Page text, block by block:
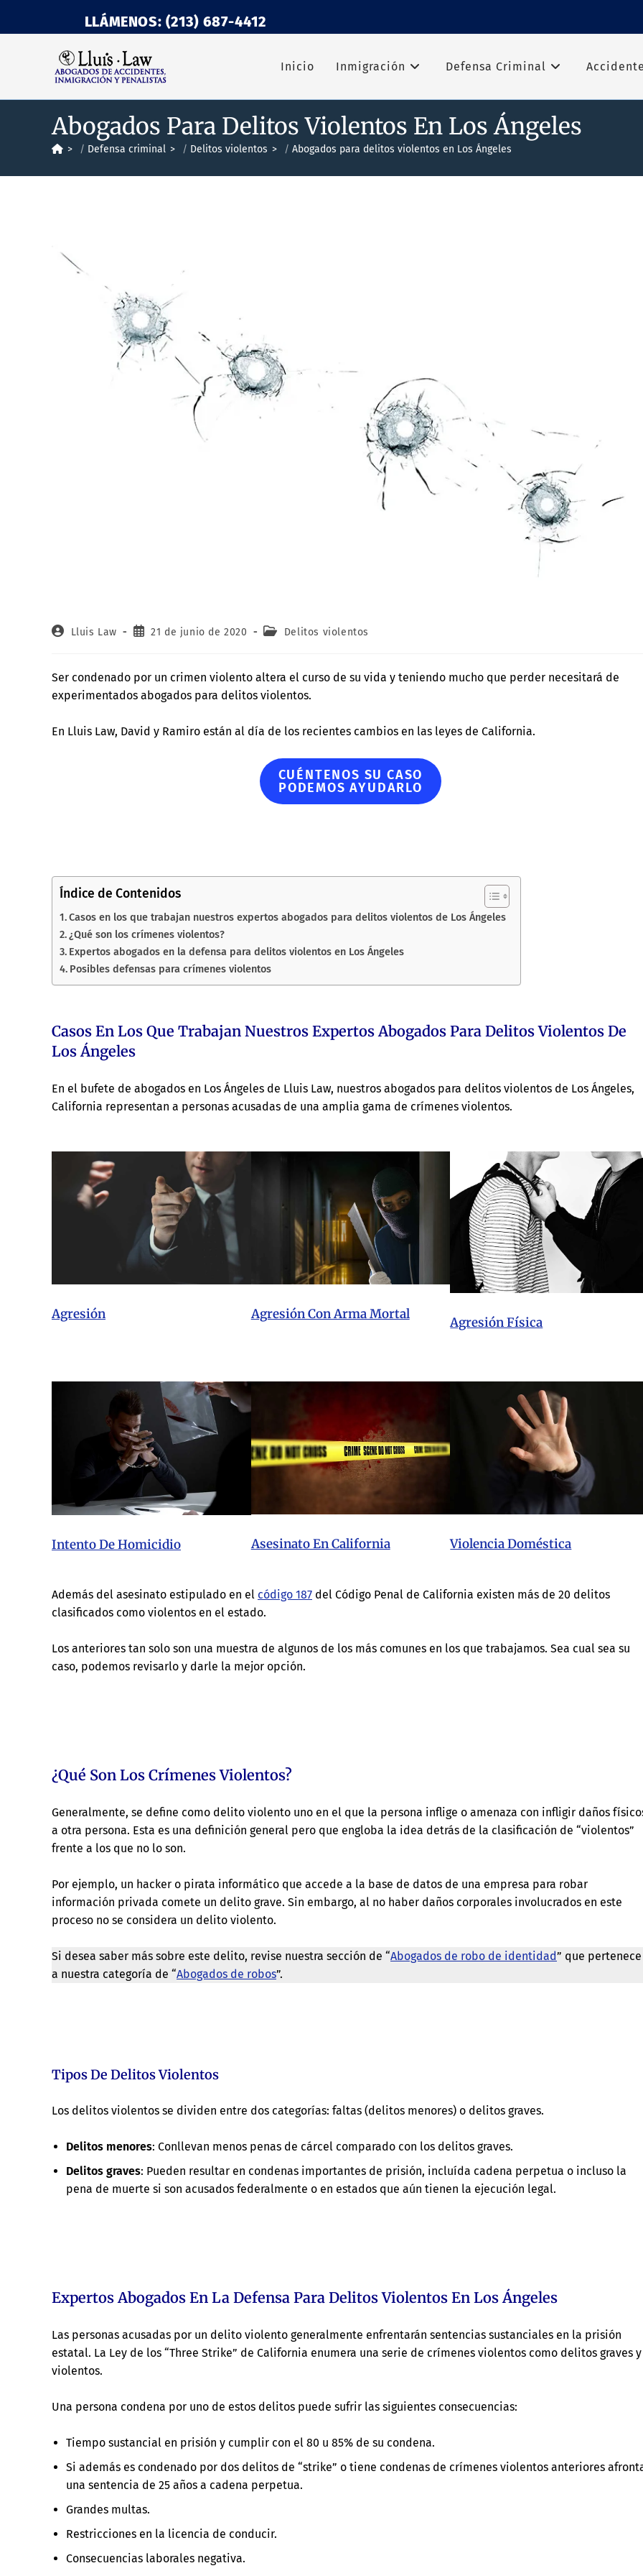
LLÁMENOS: (213) 687-4412
Inicio Inmigración Defensa Criminal
Abogados Para Delitos Violentos En Los Ángeles
> Defensa criminal > Delitos violentos > Abogados para delitos violentos en Los Ángeles
Lluis Law 21 de junio de 2020 Delitos violentos
Ser condenado por un crimen violento altera el curso de su vida y teniendo mucho que perder necesitará de
experimentados abogados para delitos violentos.
En Lluis Law, David y Ramiro están al día de los recientes cambios en las leyes de California.
CUÉNTENOS SU CASO
PODEMOS AYUDARLO
Índice de Contenidos
Casos en los que trabajan nuestros expertos abogados para delitos violentos de Los Ángeles
¿Qué son los crímenes violentos?
Expertos abogados en la defensa para delitos violentos en Los Ángeles
Posibles defensas para crímenes violentos
Casos En Los Que Trabajan Nuestros Expertos Abogados Para Delitos Violentos De
Los Ángeles
En el bufete de abogados en Los Ángeles de Lluis Law, nuestros abogados para delitos violentos de Los Ángeles,
California representan a personas acusadas de una amplia gama de crímenes violentos.
Agresión Agresión Con Arma Mortal
Agresión Física
Intento De Homicidio Asesinato En California Violencia Doméstica
Además del asesinato estipulado en el código 187 del Código Penal de California existen más de 20 delitos
clasificados como violentos en el estado.
Los anteriores tan solo son una muestra de algunos de los más comunes en los que trabajamos. Sea cual sea su
caso, podemos revisarlo y darle la mejor opción.
¿Qué Son Los Crímenes Violentos?
Generalmente, se define como delito violento uno en el que la persona inflige o amenaza con infligir daños
a otra persona. Esta es una definición general pero que engloba la idea detrás de la clasificación de “violentos”
frente a los que no lo son.
Por ejemplo, un hacker o pirata informático que accede a la base de datos de una empresa para robar
información privada comete un delito grave. Sin embargo, al no haber daños corporales involucrados en este
proceso no se considera un delito violento.
Si desea saber más sobre este delito, revise nuestra sección de “Abogados de robo de identidad” que pertenece
a nuestra categoría de “Abogados de robos”.
Tipos De Delitos Violentos
Los delitos violentos se dividen entre dos categorías: faltas (delitos menores) o delitos graves.
Delitos menores: Conllevan menos penas de cárcel comparado con los delitos graves.
Delitos graves: Pueden resultar en condenas importantes de prisión, incluída cadena perpetua o incluso la
pena de muerte si son acusados federalmente o en estados que aún tienen la ejecución legal.
Expertos Abogados En La Defensa Para Delitos Violentos En Los Ángeles
Las personas acusadas por un delito violento generalmente enfrentarán sentencias sustanciales en la prisión
estatal. La Ley de los “Three Strike” de California enumera una serie de crímenes violentos como delitos graves y
violentos.
Una persona condena por uno de estos delitos puede sufrir las siguientes consecuencias:
Tiempo sustancial en prisión y cumplir con el 80 u 85% de su condena.
Si además es condenado por dos delitos de “strike” o tiene condenas de crímenes violentos anteriores
una sentencia de 25 años a cadena perpetua.
Grandes multas.
Restricciones en la licencia de conducir.
Consecuencias laborales negativa.